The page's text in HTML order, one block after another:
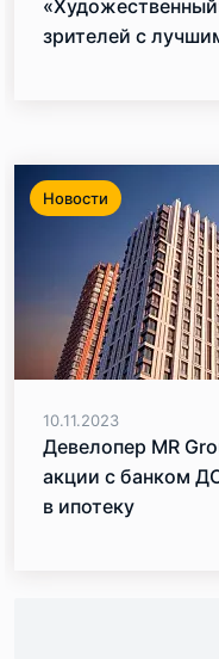
зрителей с
Новости
10.11.2023
Девелопер MR
акции с банком
в ипотеку